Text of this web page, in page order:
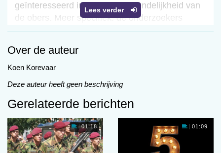
Lees verder
geïnteresseerd in de rol van vriendelijkheid van
de obers. Meer specifiek: de onderzoekers
onderscheidden twee manieren om je vriendelijk
noemen: je eigen emoties en attitudes ten
opzichte van de klanten veranderen, zodat je de
klanten werkelijk sympathieker vindt. Ten
de emotie veranderen.
De doorvoelde vriendelijkheid leverde consistent
hogere fooien op. Waarschijnlijk merken klanten
de authentiekere vriendelijkheid van de ober op
Over de auteur
Koen Korevaar
Deze auteur heeft geen beschrijving
Gerelateerde berichten
01:18 01:09